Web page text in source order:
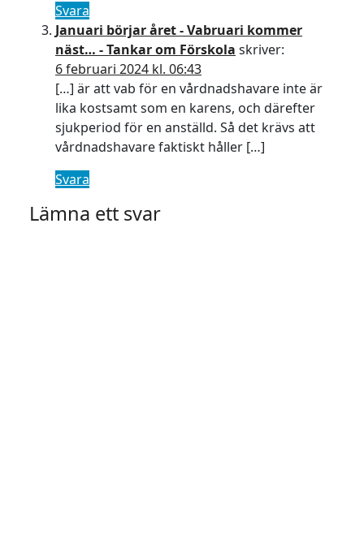
Svara
Januari börjar året - Vabruari kommer
näst… - Tankar om Förskola skriver:
6 februari 2024 kl. 06:43
[…] är att vab för en vårdnadshavare inte är
lika kostsamt som en karens, och därefter
sjukperiod för en anställd. Så det krävs att
vårdnadshavare faktiskt håller […]
Svara
Lämna ett svar